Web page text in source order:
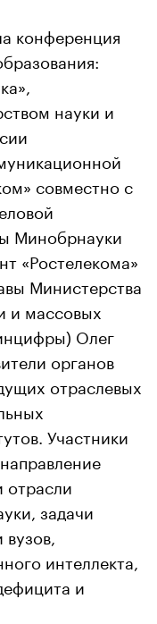
конференция
науки и
совместно с
Минобрнауки
«Ростелекома»
Министерства
и массовых
Олег
органов
отраслевых
Участники
задачи
интеллекта,
и